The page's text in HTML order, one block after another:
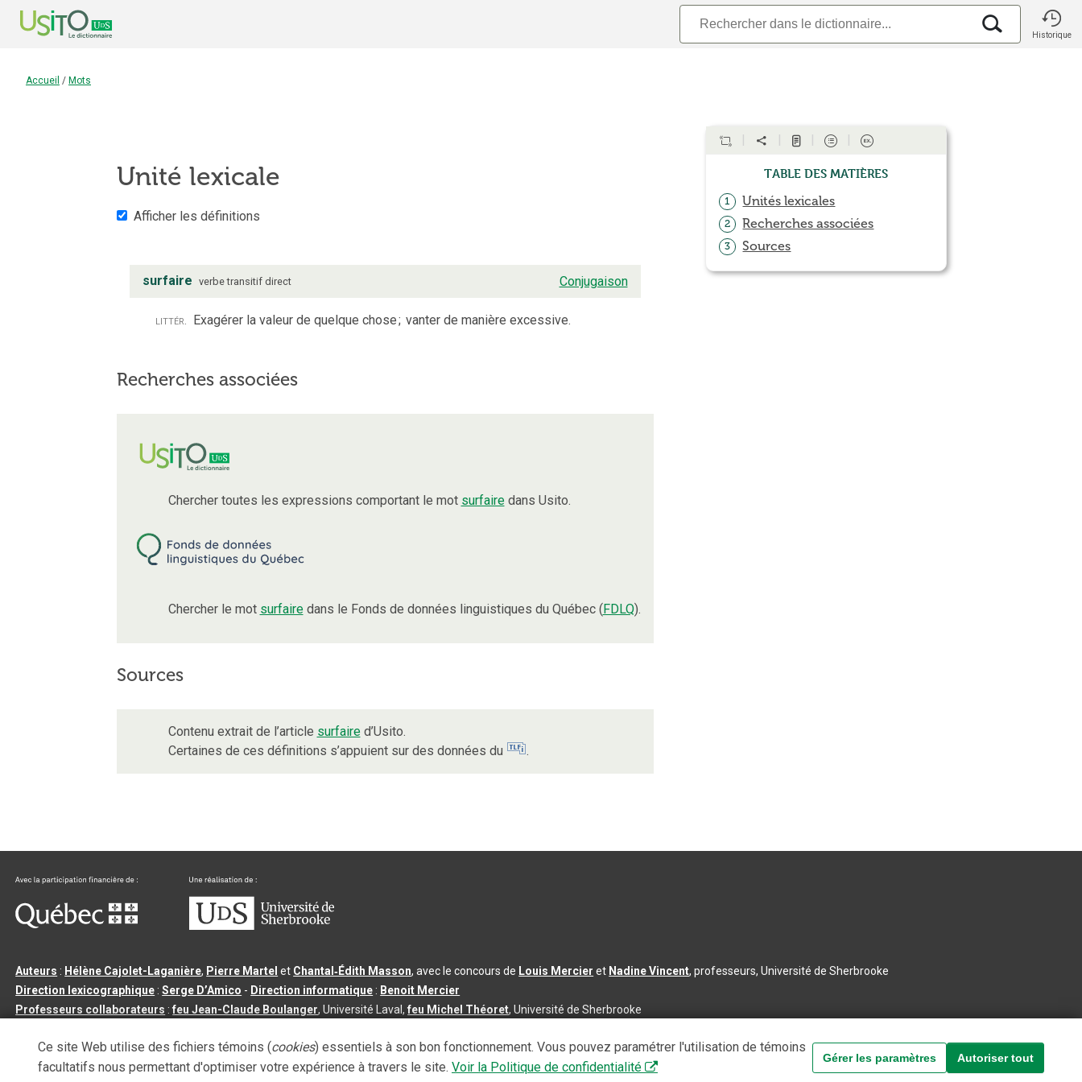
Historique
Accueil / Mots
Unité lexicale
Afficher les définitions
surfaire verbe transitif direct Conjugaison
littér. Exagérer la valeur de quelque chose; vanter de manière excessive.
Recherches associées
Chercher toutes les expressions comportant le mot surfairedans Usito.
Chercher le mot surfairedans le Fonds de données linguistiques du Québec (FDLQ).
Sources
Contenu extrait de l’article surfaired’Usito.
Certaines de ces définitions s’appuient sur des données du
.
Table des matières
1 Unités lexicales
2 Recherches associées
3 Sources
Auteurs : Hélène Cajolet-Laganière, Pierre Martel et Chantal‑Édith Masson, avec le concours de Louis Mercier et Nadine Vincent, professeurs, Université de Sherbrooke
Direction lexicographique :Serge D’Amico - Direction informatique : Benoit Mercier
Professeurs collaborateurs :feu Jean-Claude Boulanger, Université Laval,feu Michel Théoret, Université de Sherbrooke
Tous droits réservés©Université de Sherbrooke |3.2.2- Dernière mise à jour du contenu :2026-08-03
Ce site Web utilise des fichiers témoins (cookies) essentiels à son bon fonctionnement. Vous pouvez paramétrer l'utilisation de témoins
facultatifs nous permettant d'optimiser votre expérience à travers le site. Voir la Politique de confidentialité
Gérer les paramètres Autoriser tout